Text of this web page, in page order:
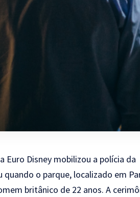
Euro Disney mobilizou a polícia da
o parque, localizado em
britânico de 22 anos. A